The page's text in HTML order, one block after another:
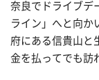
奈良でドライブデ
ライン」へと向か
府にある信貴山と
金を払ってでも訪